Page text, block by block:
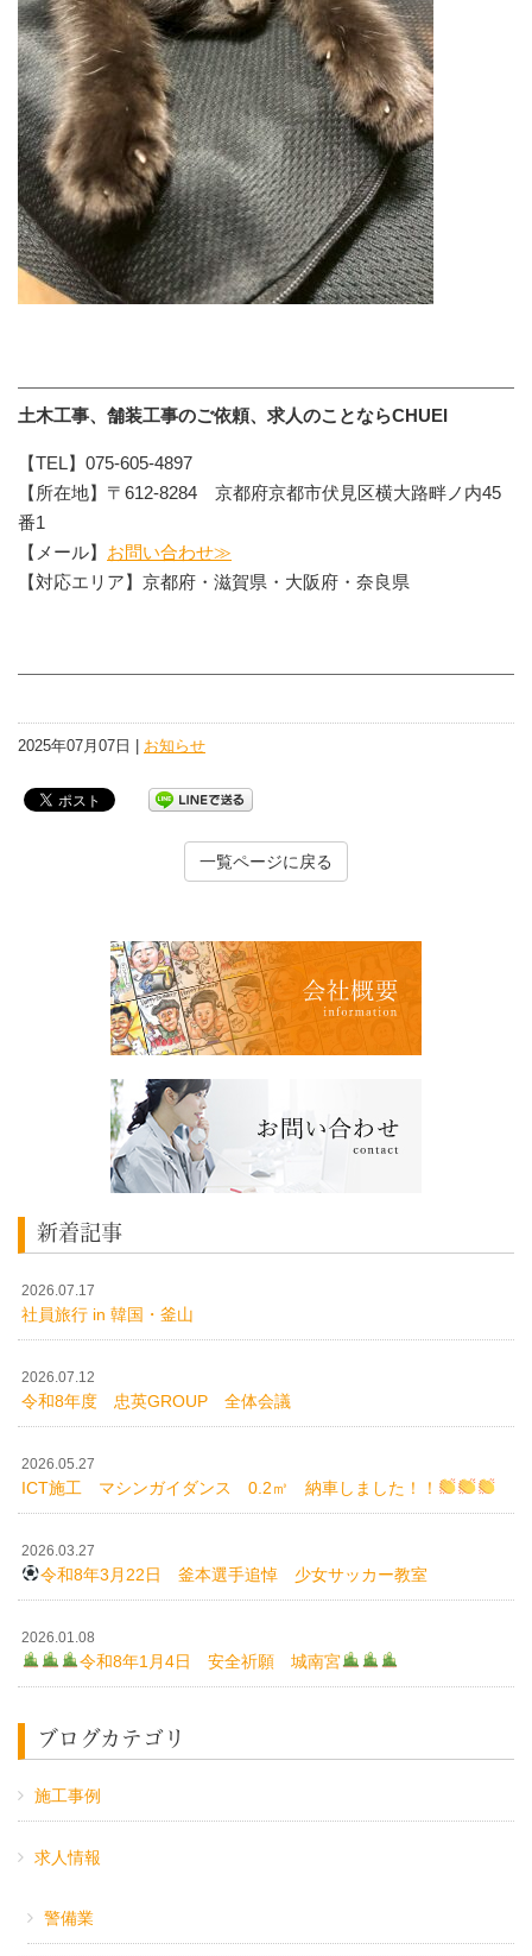
土木工事、舗装工事のご依頼、求人のことならCHUEI
【TEL】075-605-4897
【所在地】〒612-8284 京都府京都市伏見区横大路畔ノ内45
番1
【メール】 お問い合わせ≫
【対応エリア】京都府・滋賀県・大阪府・奈良県
2025年07月07日 | お知らせ
一覧ページに戻る
新着記事
2026.07.17
社員旅行 in 韓国・釜山
2026.07.12
令和8年度 忠英GROUP 全体会議
2026.05.27
ICT施工 マシンガイダンス 0.2㎥ 納車しました！！
2026.03.27
令和8年3月22日 釜本選手追悼 少女サッカー教室
2026.01.08
令和8年1月4日 安全祈願 城南宮
ブログカテゴリ
施工事例
求人情報
警備業